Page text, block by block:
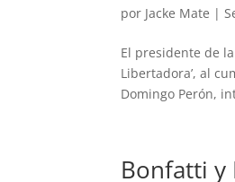
por Jacke Mate |
El presidente de
Libertadora’, al
Domingo Perón,
Bonfatti y